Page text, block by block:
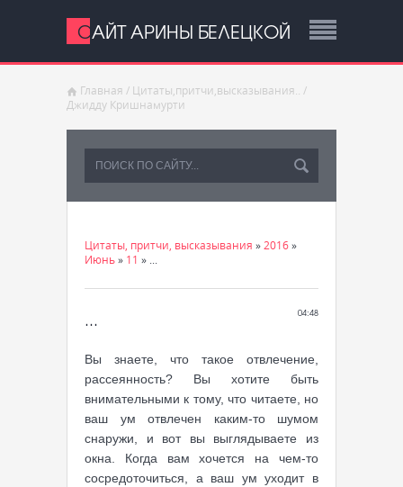
САЙТ АРИНЫ БЕЛЕЦКОЙ
Главная / Цитаты,притчи,высказывания..
/
Джидду Кришнамурти
Цитаты, притчи, высказывания » 2016»
Июнь» 11 » ...
04:48
...
Вы знаете, что такое отвлечение,
рассеянность? Вы хотите быть
внимательными к тому, что читаете, но
ваш ум отвлечен каким-то шумом
снаружи, и вот вы выглядываете из
окна. Когда вам хочется на чем-то
сосредоточиться, а ваш ум уходит в